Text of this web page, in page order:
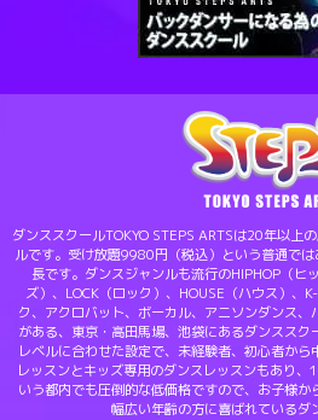
ダンススクールTOKYO STEPS ARTSは20年以上
ルです。受け放題9980円（税込）という普通で
長です。ダンスジャンルも流行のHIPHOP（ヒ
ズ）、LOCK（ロック）、HOUSE（ハウス）、
ク、アクロバット、ボーカル、アニソンダンス
がある、東京・高田馬場、池袋にあるダンスス
レベルに合わせた設定で、未経験者、初心者か
レッスンとキッズ専用のダンスレッスンもあり
いう都内でも圧倒的な低価格ですので、お子様
幅広い年齢の方に喜ばれているダ